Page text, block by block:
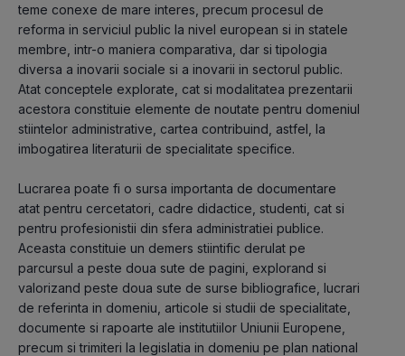
teme conexe de mare interes, precum procesul de
reforma in serviciul public la nivel european si in statele
membre, intr-o maniera comparativa, dar si tipologia
diversa a inovarii sociale si a inovarii in sectorul public.
Atat conceptele explorate, cat si modalitatea prezentarii
acestora constituie elemente de noutate pentru domeniul
stiintelor administrative, cartea contribuind, astfel, la
imbogatirea literaturii de specialitate specifice.
Lucrarea poate fi o sursa importanta de documentare
atat pentru cercetatori, cadre didactice, studenti, cat si
pentru profesionistii din sfera administratiei publice.
Aceasta constituie un demers stiintific derulat pe
parcursul a peste doua sute de pagini, explorand si
valorizand peste doua sute de surse bibliografice, lucrari
de referinta in domeniu, articole si studii de specialitate,
documente si rapoarte ale institutiilor Uniunii Europene,
precum si trimiteri la legislatia in domeniu pe plan national